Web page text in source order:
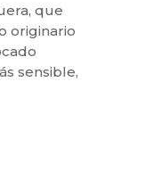
que
originario
sensible,